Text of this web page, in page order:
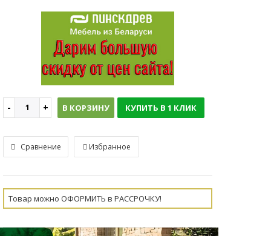
В КОРЗИНУ КУПИТЬ В 1 КЛИК
Сравнение Избранное
Товар можно ОФОРМИТЬ в РАССРОЧКУ!